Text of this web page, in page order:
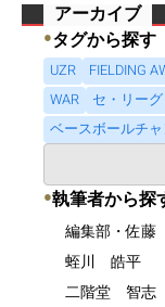
アーカイブ
●タグから探す
UZR FIELDING
WAR
セ・リーグ
ベースボールチ
●執筆者から探
編集部・佐藤
蛭川 皓平
二階堂 智志